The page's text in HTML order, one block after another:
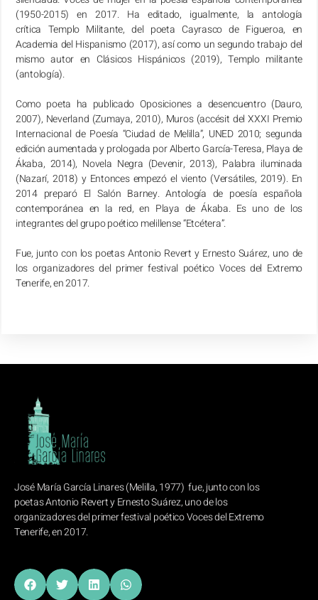
(1950-2015) en 2017. Ha editado, igualmente, la antología
crítica Templo Militante, del poeta Cayrasco de Figueroa, en
Academia del Hispanismo (2017), así como un segundo trabajo del
mismo autor en Clásicos Hispánicos (2019), Templo militante
(antología).
Como poeta ha publicado Oposiciones a desencuentro (Dauro,
2007), Neverland (Zumaya, 2010), Muros (accésit del XXXI Premio
Internacional de Poesía “Ciudad de Melilla”, UNED 2010; segunda
edición aumentada y prologada por Alberto García-Teresa, Playa de
Ákaba, 2014), Novela Negra (Devenir, 2013), Palabra iluminada
(Nazarí, 2018) y Entonces empezó el viento (Versátiles, 2019). En
2014 preparó El Salón Barney. Antología de poesía española
contemporánea en la red, en Playa de Ákaba. Es uno de los
integrantes del grupo poético melillense “Etcétera”.
Fue, junto con los poetas Antonio Revert y Ernesto Suárez, uno de
los organizadores del primer festival poético Voces del Extremo
Tenerife, en 2017.
José María García Linares (Melilla, 1977) fue, junto con los
poetas Antonio Revert y Ernesto Suárez, uno de los
organizadores del primer festival poético Voces del Extremo
Tenerife, en 2017.